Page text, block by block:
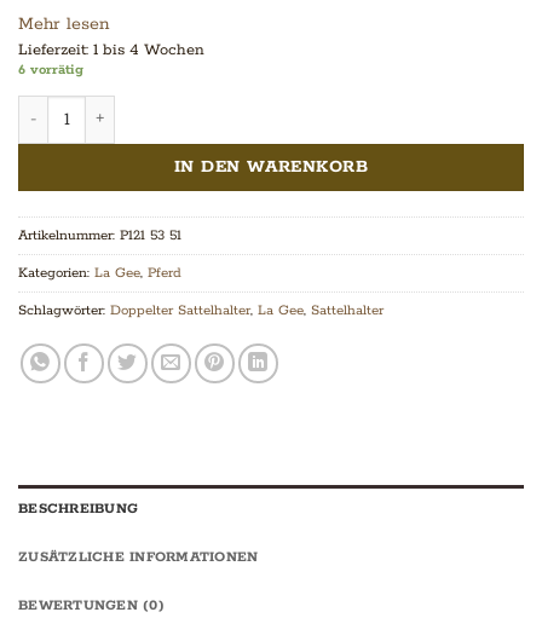
Mehr lesen
Lieferzeit: 1 bis 4 Wochen
6 vorrätig
Doppelter Sattelhalter Menge
IN DEN WARENKORB
Artikelnummer: P121 53 51
Kategorien: La Gee, Pferd
Schlagwörter: Doppelter Sattelhalter, La Gee, Sattelhalter
BESCHREIBUNG
ZUSÄTZLICHE INFORMATIONEN
BEWERTUNGEN (0)